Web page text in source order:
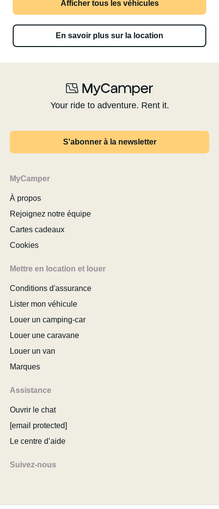
Afficher tous les véhicules
En savoir plus sur la location
Your ride to adventure. Rent it.
S'abonner à la newsletter
MyCamper
À propos
Rejoignez notre équipe
Cartes cadeaux
Cookies
Mettre en location et louer
Conditions d'assurance
Lister mon véhicule
Louer un camping-car
Louer une caravane
Louer un van
Marques
Assistance
Ouvrir le chat
[email protected]
Le centre d’aide
Suivez-nous